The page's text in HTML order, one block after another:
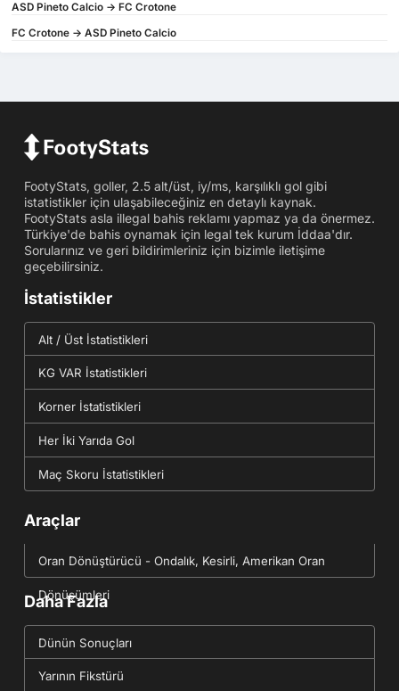
ASD Pineto Calcio -> FC Crotone
FC Crotone -> ASD Pineto Calcio
FootyStats, goller, 2.5 alt/üst, iy/ms, karşılıklı gol gibi
istatistikler için ulaşabileceğiniz en detaylı kaynak.
FootyStats asla illegal bahis reklamı yapmaz ya da önermez.
Türkiye'de bahis oynamak için legal tek kurum İddaa'dır.
Sorularınız ve geri bildirimleriniz için bizimle iletişime
geçebilirsiniz.
İstatistikler
Alt / Üst İstatistikleri
KG VAR İstatistikleri
Korner İstatistikleri
Her İki Yarıda Gol
Maç Skoru İstatistikleri
Araçlar
Oran Dönüştürücü - Ondalık, Kesirli, Amerikan Oran
Dönüşümleri
Daha Fazla
Dünün Sonuçları
Yarının Fikstürü